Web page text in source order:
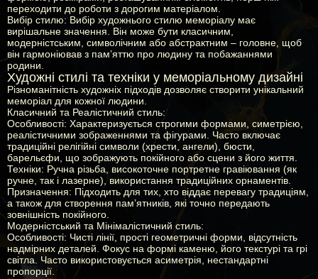
переходити до роботи з дорогим матеріалом.
Вибір стилю: Вибір художнього стилю меморіалу має
вирішальне значення. Він може бути класичним,
модерністським, символічним або абстрактним – головне, щоб
він гармоніював з пам’яттю про людину та побажаннями
родини.
Художні стилі та техніки у меморіальному дизайні
Різноманітність художніх підходів дозволяє створити унікальний
меморіал для кожної людини.
Класичний та Реалістичний стиль:
Особливості: Характеризується строгими формами, симетрією,
реалістичними зображеннями та фігурами. Часто включає
традиційні релігійні символи (хрести, ангели), бюсти,
барельєфи, що зображують покійного або сцени з його життя.
Техніки: Ручна різьба, високоточне портретне гравіювання (як
ручне, так і лазерне), використання традиційних орнаментів.
Призначення: Підходить для тих, хто віддає перевагу традиціям,
а також для створення пам’ятників, які точно передають
зовнішність покійного.
Модерністський та Мінімалістичний стиль:
Особливості: Чисті лінії, прості геометричні форми, відсутність
надмірних деталей. Фокус на формі каменю, його текстурі та грі
світла. Часто використовується асиметрія, нестандартні
пропорції.